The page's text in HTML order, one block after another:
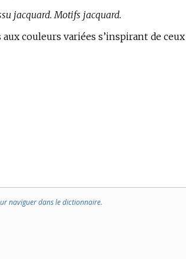
jacquard. Motifs jacquard.
couleurs variées s’inspirant de ceux
naviguer dans le dictionnaire.